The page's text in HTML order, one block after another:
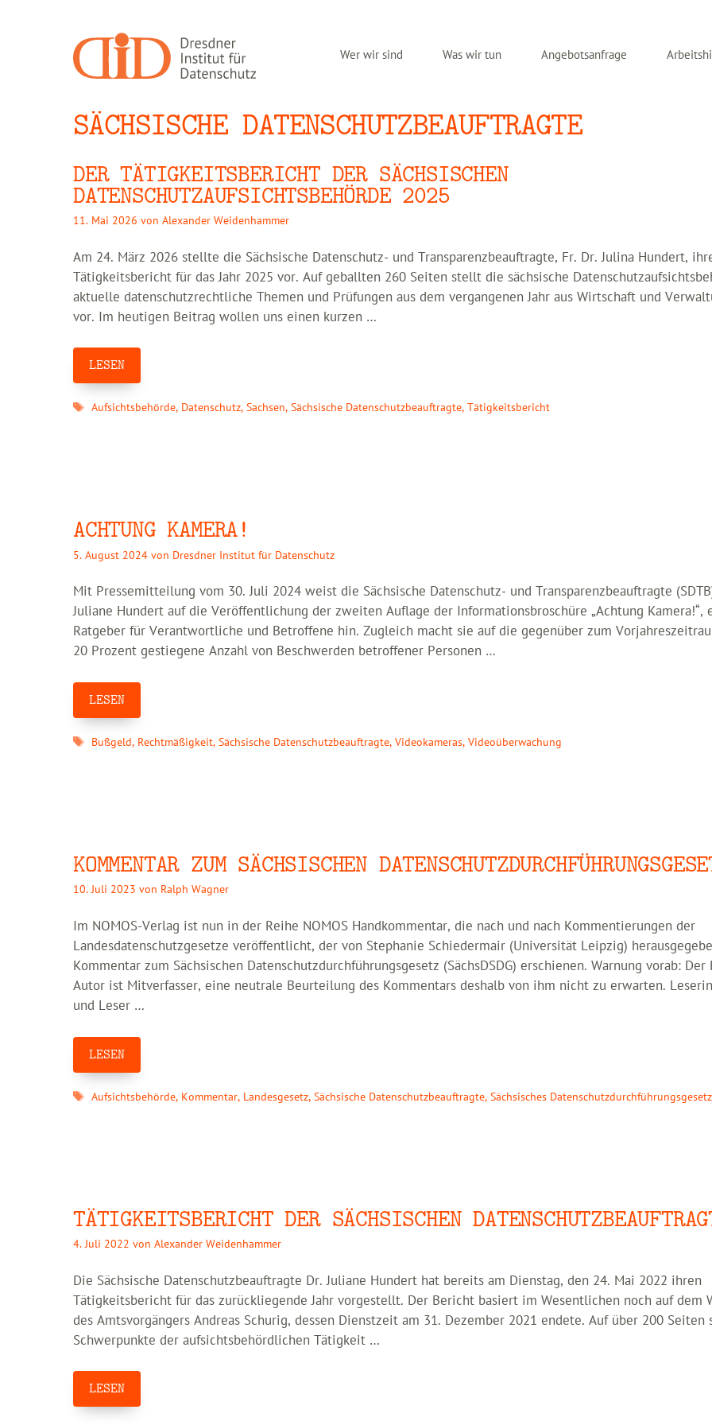
Wer wir sind Was wir tun Angebotsanfrage
SÄCHSISCHE DATENSCHUTZBEAUFTRAGTE
DER TÄTIGKEITSBERICHT DER SÄCHSISCHEN
DATENSCHUTZAUFSICHTSBEHÖRDE 2025
11. Mai 2026 von Alexander Weidenhammer
Am 24. März 2026 stellte die Sächsische Datenschutz- und Transparenzbeauftragte, Fr. Dr. Julina Hundert,
Tätigkeitsbericht für das Jahr 2025 vor. Auf geballten 260 Seiten stellt die sächsische
aktuelle datenschutzrechtliche Themen und Prüfungen aus dem vergangenen Jahr aus Wirtschaft und
vor. Im heutigen Beitrag wollen uns einen kurzen …
LESEN
Schlagwörter
Aufsichtsbehörde, Datenschutz,Sachsen,Sächsische Datenschutzbeauftragte,Tätigkeitsbericht
ACHTUNG KAMERA!
5. August 2024 von Dresdner Institut für Datenschutz
Mit Pressemitteilung vom 30. Juli 2024 weist die Sächsische Datenschutz- und Transparenzbeauftragte
Juliane Hundert auf die Veröffentlichung der zweiten Auflage der Informationsbroschüre „Achtung Kamera!“,
Ratgeber für Verantwortliche und Betroffene hin. Zugleich macht sie auf die gegenüber zum
20 Prozent gestiegene Anzahl von Beschwerden betroffener Personen …
LESEN
Schlagwörter
Bußgeld, Rechtmäßigkeit,Sächsische Datenschutzbeauftragte,Videokameras,Videoüberwachung
KOMMENTAR ZUM SÄCHSISCHEN
10. Juli 2023 von Ralph Wagner
Im NOMOS-Verlag ist nun in der Reihe NOMOS Handkommentar, die nach und nach Kommentierungen der
Landesdatenschutzgesetze veröffentlicht, der von Stephanie Schiedermair (Universität Leipzig)
Kommentar zum Sächsischen Datenschutzdurchführungsgesetz (SächsDSDG) erschienen. Warnung vorab: Der
Autor ist Mitverfasser, eine neutrale Beurteilung des Kommentars deshalb von ihm nicht zu erwarten.
und Leser …
LESEN
Schlagwörter
Aufsichtsbehörde, Kommentar, Landesgesetz,Sächsische Datenschutzbeauftragte,Sächsisches Datenschutzdurchführungsgesetz
TÄTIGKEITSBERICHT DER SÄCHSISCHEN
4. Juli 2022 von Alexander Weidenhammer
Die Sächsische Datenschutzbeauftragte Dr. Juliane Hundert hat bereits am Dienstag, den 24. Mai 2022 ihren
Tätigkeitsbericht für das zurückliegende Jahr vorgestellt. Der Bericht basiert im Wesentlichen noch auf dem
des Amtsvorgängers Andreas Schurig, dessen Dienstzeit am 31. Dezember 2021 endete. Auf über 200 Seiten
Schwerpunkte der aufsichtsbehördlichen Tätigkeit …
LESEN